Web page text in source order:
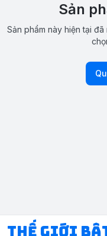
Sản
Sản phẩm này hiện tại
Thế Giới